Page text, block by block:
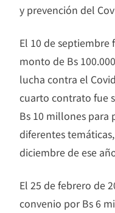
y prevención del
El 10 de
monto de Bs
lucha contra el
cuarto contrato fue
Bs 10 millones para
diferentes
diciembre de ese
El 25 de febrero de
convenio por Bs 6